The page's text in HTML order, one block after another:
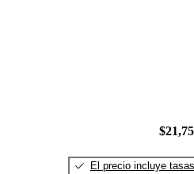
El precio incluye tasas